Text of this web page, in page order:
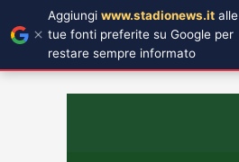
Aggiungi www.stadionews.it alle
tue fonti preferite su Google per
restare sempre informato